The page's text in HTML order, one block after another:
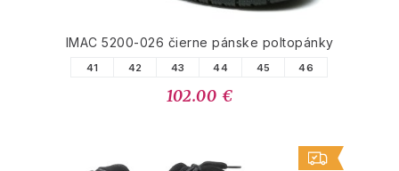
IMAC 5200-026 čierne pánske poltopánky
41 42 43 44 45 46
102.00 €